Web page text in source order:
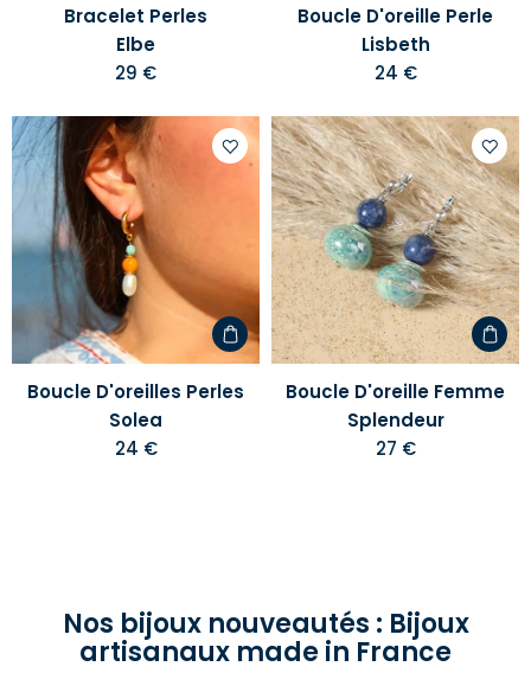
Bracelet Perles
Elbe
29 €
Boucle D'oreille Perle
Lisbeth
24 €
Ajouter
liste
d'envies
Boucle D'oreilles Perles
Solea
24 €
à
votre
liste
Boucle D'oreille Femme
Splendeur
27 €
Nos bijoux nouveautés : Bijoux
artisanaux made in France